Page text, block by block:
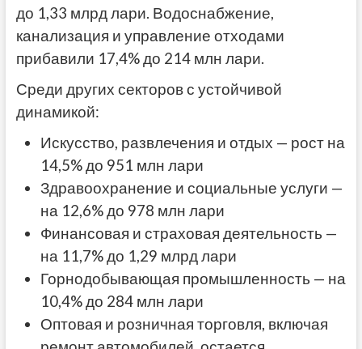
до 1,33 млрд лари. Водоснабжение,
канализация и управление отходами
прибавили 17,4% до 214 млн лари.
Среди других секторов с устойчивой
динамикой:
Искусство, развлечения и отдых — рост на
14,5% до 951 млн лари
Здравоохранение и социальные услуги —
на 12,6% до 978 млн лари
Финансовая и страховая деятельность —
на 11,7% до 1,29 млрд лари
Горнодобывающая промышленность — на
10,4% до 284 млн лари
Оптовая и розничная торговля, включая